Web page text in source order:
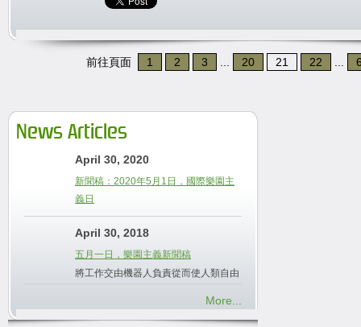
前往頁面 1 2 3 20 21 22
News Articles
April 30, 2020
新聞稿：2020年5月1日，國際樂園主
義日
April 30, 2018
五月一日，樂園主義新聞稿
將工作交由機器人負責從而使人類自由
More...